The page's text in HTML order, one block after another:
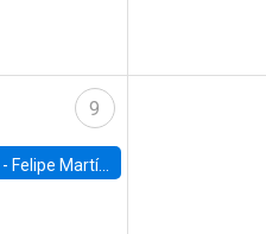
9
Felipe Martínez, alumno Doctorado en Economía UC